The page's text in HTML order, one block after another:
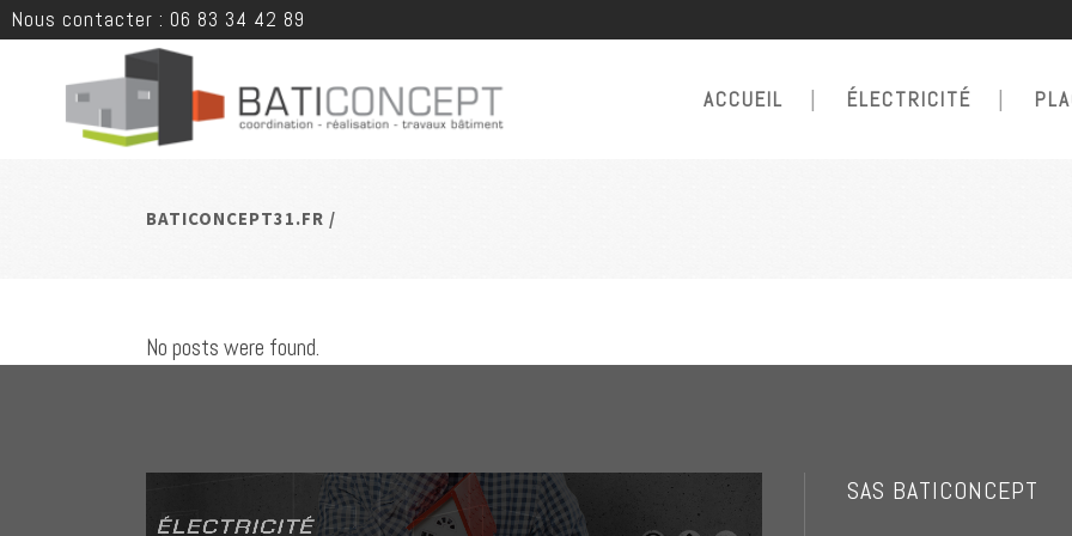
Nous contacter : 06 83 34 42 89
ACCUEIL ÉLECTRICITÉ
BATICONCEPT31.FR /
No posts were found.
SAS BATICONCEPT